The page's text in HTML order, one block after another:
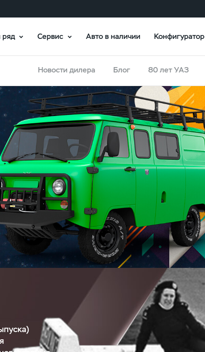
Сервис Авто в наличии Конфигуратор
Новости дилера Блог 80 лет УАЗ